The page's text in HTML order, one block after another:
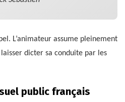
L’animateur assume pleinement
dicter sa conduite par les
public français